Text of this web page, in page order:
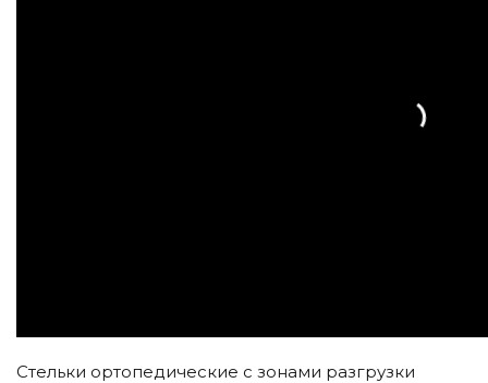
Стельки ортопедические с зонами разгрузки